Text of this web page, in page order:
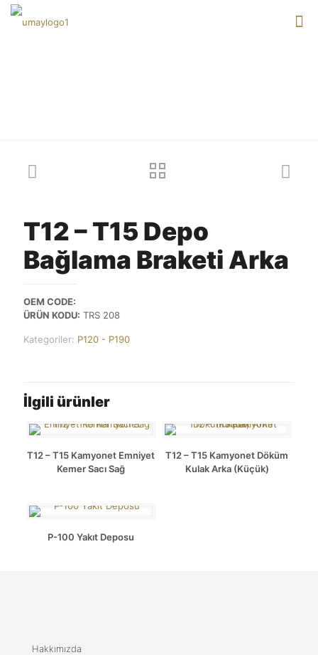
T12 – T15 Depo
Bağlama Braketi Arka
OEM CODE:
ÜRÜN KODU: TRS 208
Kategoriler: P120 - P190
İlgili ürünler
T12 – T15 Kamyonet Emniyet
Kemer Sacı Sağ
T12 – T15 Kamyonet Döküm
Kulak Arka (Küçük)
P-100 Yakıt Deposu
Hakkımızda